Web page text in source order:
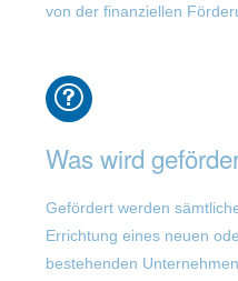
von der finanziellen
Was wird
Gefördert werden
Errichtung eines neuen
bestehenden